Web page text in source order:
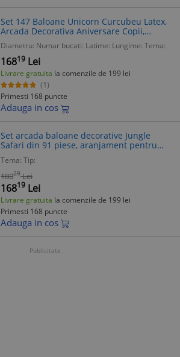
Set 147 Baloane Unicorn Curcubeu Latex,
Arcada Decorativa Aniversare Copii,
ANTADESIM
Diametru: Numar bucati: Latime: Lungime: Tema:
16819 Lei
Livrare gratuita la comenzile de 199 lei
(1)
Primesti 168 puncte
Adauga in cos
Set arcada baloane decorative Jungle
Safari din 91 piese, aranjament pentru
petrecere, calitate latex Extra, Verde
Tema: Tip:
18029 Lei
16819 Lei
Livrare gratuita la comenzile de 199 lei
Primesti 168 puncte
Adauga in cos
Publicitate